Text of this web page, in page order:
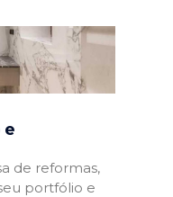
e
de reformas,
portfólio e